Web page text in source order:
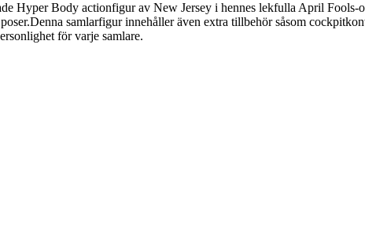
Hyper Body actionfigur av New Jersey i hennes lekfulla April
samlarfigur innehåller även extra tillbehör såsom
för varje samlare.